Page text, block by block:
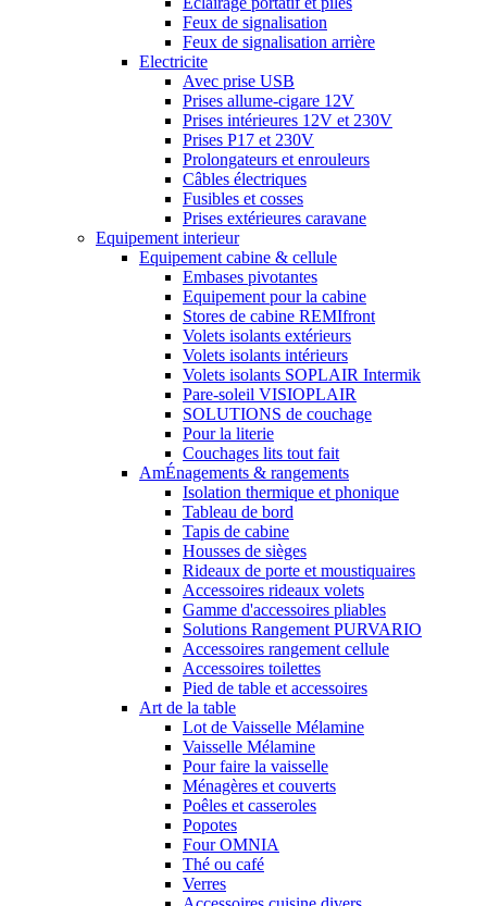
Feux de signalisation
Feux de signalisation arrière
Electricite
Avec prise USB
Prises allume-cigare 12V
Prises intérieures 12V et 230V
Prises P17 et 230V
Prolongateurs et enrouleurs
Câbles électriques
Fusibles et cosses
Prises extérieures caravane
Equipement interieur
Equipement cabine & cellule
Embases pivotantes
Equipement pour la cabine
Stores de cabine REMIfront
Volets isolants extérieurs
Volets isolants intérieurs
Volets isolants SOPLAIR Intermik
Pare-soleil VISIOPLAIR
SOLUTIONS de couchage
Pour la literie
Couchages lits tout fait
AmÉnagements & rangements
Isolation thermique et phonique
Tableau de bord
Tapis de cabine
Housses de sièges
Rideaux de porte et moustiquaires
Accessoires rideaux volets
Gamme d'accessoires pliables
Solutions Rangement PURVARIO
Accessoires rangement cellule
Accessoires toilettes
Pied de table et accessoires
Art de la table
Lot de Vaisselle Mélamine
Vaisselle Mélamine
Pour faire la vaisselle
Ménagères et couverts
Poêles et casseroles
Popotes
Four OMNIA
Thé ou café
Verres